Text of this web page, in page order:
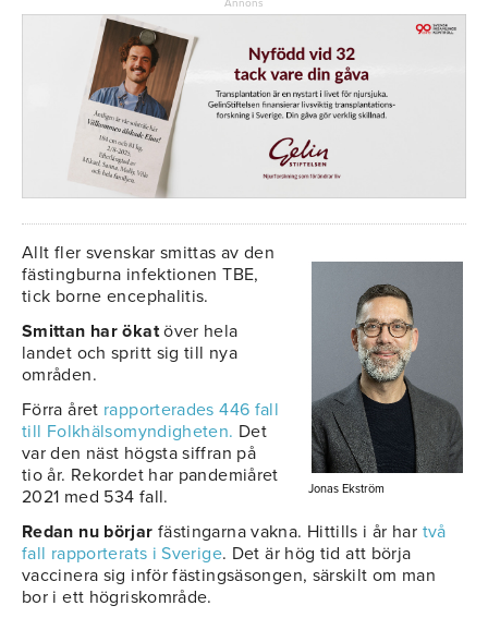
Annons
Jonas Ekström
Allt fler svenskar smittas av den
fästingburna infektionen TBE,
tick borne encephalitis.
Smittan har ökatöver hela
landet och spritt sig till nya
områden.
Förra året rapporterades 446 fall
till Folkhälsomyndigheten. Det
var den näst högsta siffran på
tio år. Rekordet har pandemiåret
2021 med 534 fall.
Redan nu börjar fästingarna vakna. Hittills i år har två
fall rapporterats i Sverige. Det är hög tid att börja
vaccinera sig inför fästingsäsongen, särskilt om man
bor i ett högriskområde.